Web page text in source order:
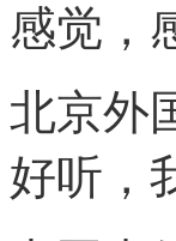
感觉，
北京外
好听，